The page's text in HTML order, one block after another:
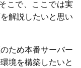
こで、ここでは実
解説したいと思い
ため本番サーバー
境を構築したいと